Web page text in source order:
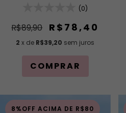
(0)
R$89,90 R$78,40
2 x de R$39,20 sem juros
COMPRAR
8%OFF ACIMA DE R$80